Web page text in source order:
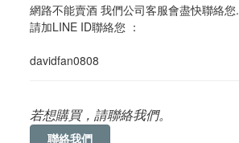
網路不能賣酒 我們公司客服會盡快聯絡您.
請加LINE ID聯絡您 ：
davidfan0808
若想購買，請聯絡我們。
聯絡我們